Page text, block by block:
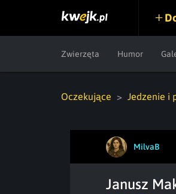
Zwierzęta Humor
Oczekujące Jedzenie i
MilvaB
Janusz